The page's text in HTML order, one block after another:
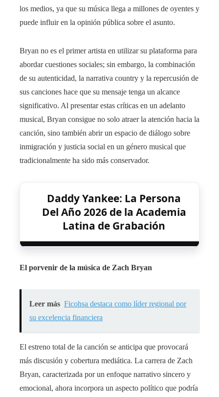
los medios, ya que su música llega a millones de oyentes y
puede influir en la opinión pública sobre el asunto.
Bryan no es el primer artista en utilizar su plataforma para
abordar cuestiones sociales; sin embargo, la combinación
de su autenticidad, la narrativa country y la repercusión de
sus canciones hace que su mensaje tenga un alcance
significativo. Al presentar estas críticas en un adelanto
musical, Bryan consigue no solo atraer la atención hacia la
canción, sino también abrir un espacio de diálogo sobre
inmigración y justicia social en un género musical que
tradicionalmente ha sido más conservador.
Daddy Yankee: La Persona
Del Año 2026 de la Academia
Latina de Grabación
El porvenir de la música de Zach Bryan
Leer más Ficohsa destaca como líder regional por
su excelencia financiera
El estreno total de la canción se anticipa que provocará
más discusión y cobertura mediática. La carrera de Zach
Bryan, caracterizada por un enfoque narrativo sincero y
emocional, ahora incorpora un aspecto político que podría